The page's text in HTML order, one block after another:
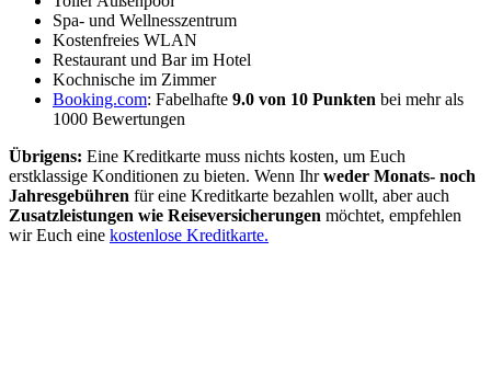
Spa- und Wellnesszentrum
Kostenfreies WLAN
Restaurant und Bar im Hotel
Kochnische im Zimmer
Booking.com: Fabelhafte 9.0 von 10 Punkten bei mehr als
1000 Bewertungen
Übrigens: Eine Kreditkarte muss nichts kosten, um Euch
erstklassige Konditionen zu bieten. Wenn Ihrweder Monats- noch
Jahresgebühren für eine Kreditkarte bezahlen wollt, aber auch
Zusatzleistungen wie Reiseversicherungen möchtet, empfehlen
wir Euch eine kostenlose Kreditkarte.